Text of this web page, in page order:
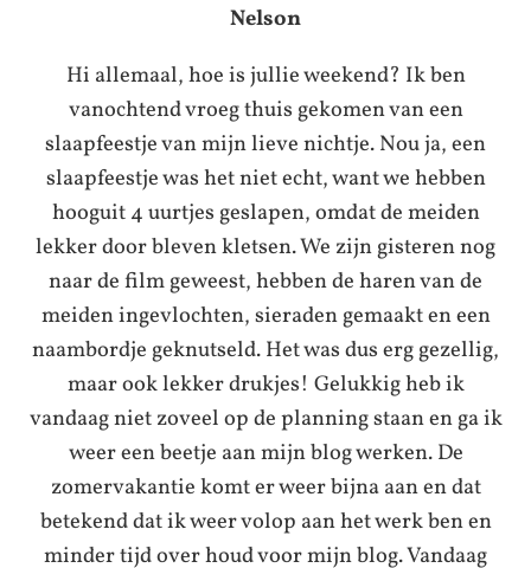
Nelson
Hi allemaal, hoe is jullie weekend? Ik ben
vanochtend vroeg thuis gekomen van een
slaapfeestje van mijn lieve nichtje. Nou ja, een
slaapfeestje was het niet echt, want we hebben
hooguit 4 uurtjes geslapen, omdat de meiden
lekker door bleven kletsen. We zijn gisteren nog
naar de film geweest, hebben de haren van de
meiden ingevlochten, sieraden gemaakt en een
naambordje geknutseld. Het was dus erg gezellig,
maar ook lekker drukjes! Gelukkig heb ik
vandaag niet zoveel op de planning staan en ga ik
weer een beetje aan mijn blog werken. De
zomervakantie komt er weer bijna aan en dat
betekend dat ik weer volop aan het werk ben en
minder tijd over houd voor mijn blog. Vandaag